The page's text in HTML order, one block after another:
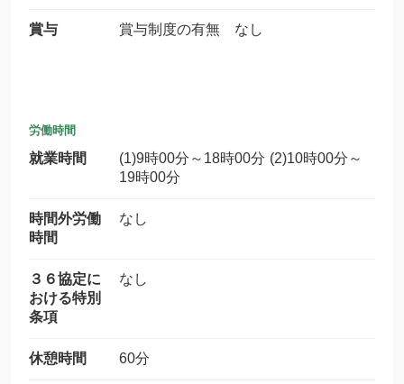
賞与 賞与制度の有無 なし
労働時間
就業時間
(1)9時00分～18時00分 (2)10時00分～
19時00分
時間外労働
時間
なし
３６協定に
おける特別
条項
なし
休憩時間 60分